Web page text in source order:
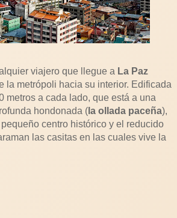
viajero que llegue a La Paz
la metrópoli hacia su interior. Edificada
a cada lado, que está a una
hondonada ( la ollada paceña),
centro histórico y el reducido
las casitas en las cuales vive la